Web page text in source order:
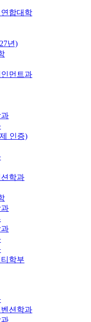
합대학
년)
먼트과
인증)
학과
학부
션학과